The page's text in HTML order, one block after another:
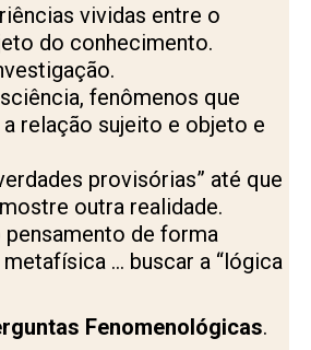
vividas entre o
do conhecimento.
fenômenos que
relação sujeito e objeto e
provisórias” até que
outra realidade.
de forma
… buscar a “lógica
Fenomenológicas.